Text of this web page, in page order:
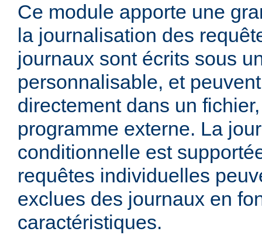
Ce module apporte une
la journalisation des
journaux sont écrits sous
personnalisable, et
directement dans un
programme externe. La
conditionnelle est
requêtes individuelles
exclues des journaux en
caractéristiques.